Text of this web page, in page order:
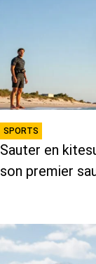
SPORTS
Sauter en
son premier